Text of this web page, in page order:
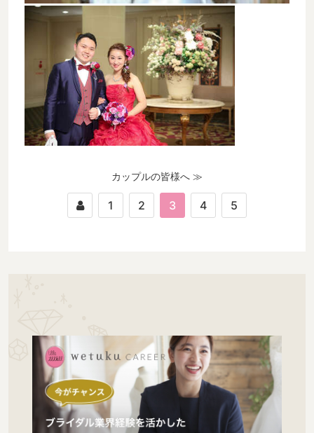
カップルの皆様へ ≫
1 2 3 4 5